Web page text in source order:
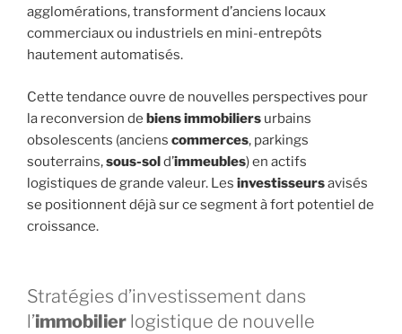
agglomérations, transforment d’anciens locaux
commerciaux ou industriels en mini-entrepôts
hautement automatisés.
Cette tendance ouvre de nouvelles perspectives pour
la reconversion de biens immobiliers urbains
obsolescents (anciens commerces, parkings
souterrains,sous-sold’immeubles) en actifs
logistiques de grande valeur. Les investisseursavisés
se positionnent déjà sur ce segment à fort potentiel de
croissance.
Stratégies d’investissement dans
l’immobilier logistique de nouvelle